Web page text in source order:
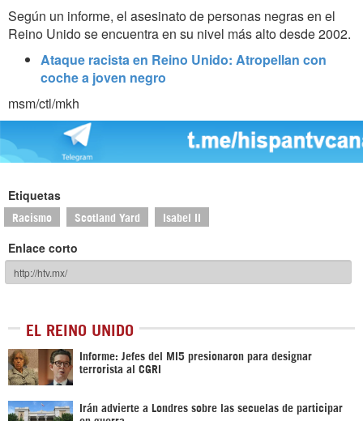
Según un informe, el asesinato de personas negras en el
Reino Unido se encuentra en su nivel más alto desde 2002.
Ataque racista en Reino Unido: Atropellan con
coche a joven negro
msm/ctl/mkh
Etiquetas
Racismo Scotland Yard Isabel II
Enlace corto
EL REINO UNIDO
Informe: Jefes del MI5 presionaron para designar
terrorista al CGRI
Irán advierte a Londres sobre las secuelas de participar